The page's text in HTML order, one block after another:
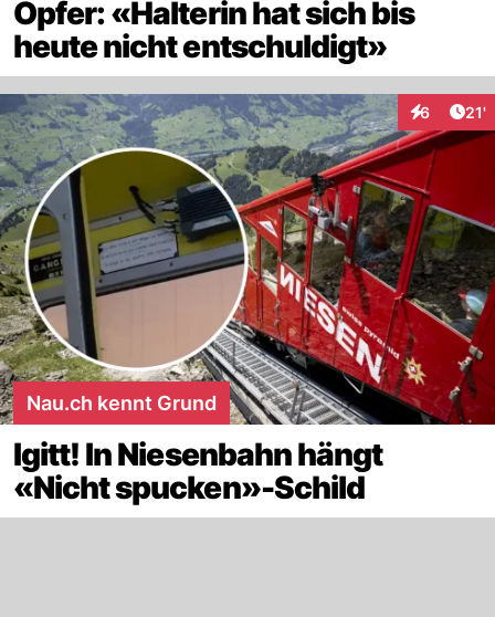
Opfer: «Halterin hat sich bis
heute nicht entschuldigt»
6 21'
Nau.ch kennt Grund
Igitt! In Niesenbahn hängt
«Nicht spucken»-Schild